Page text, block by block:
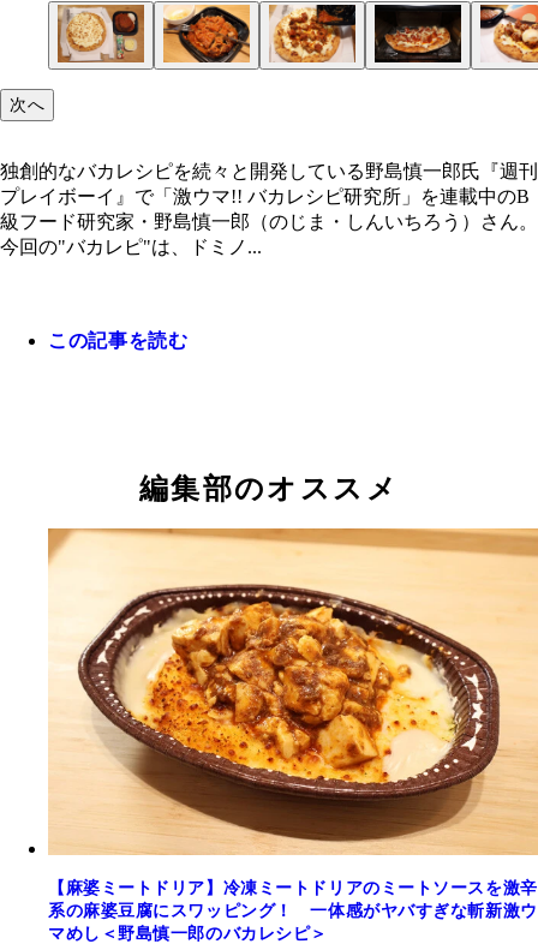
では加熱しなくてOK
まトマの量も増やそう
て焼くのもアリ！
スタムを楽しみましょう！
次へ
独創的なバカレシピを続々と開発している野島慎一郎氏『週刊
プレイボーイ』で「激ウマ!! バカレシピ研究所」を連載中のB
級フード研究家・野島慎一郎（のじま・しんいちろう）さん。
今回の"バカレピ"は、ドミノ...
この記事を読む
編集部のオススメ
【麻婆ミートドリア】冷凍ミートドリアのミートソースを激辛
系の麻婆豆腐にスワッピング！ 一体感がヤバすぎな斬新激ウ
マめし＜野島慎一郎のバカレシピ＞